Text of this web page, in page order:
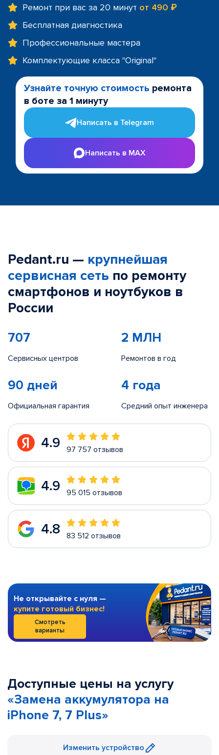
Ремонт при вас за 20 минут от 490 ₽
Бесплатная диагностика
Профессиональные мастера
Комплектующие класса "Original"
Узнайте точную стоимость ремонта
в боте за 1 минуту
Написать в Telegram
Написать в MAX
Pedant.ru — крупнейшая
сервисная сеть по ремонту
смартфонов и ноутбуков в
России
707
Сервисных центров
2 МЛН
Ремонтов в год
90 дней
Официальная гарантия
4 года
Средний опыт инженера
4.9 97 757 отзывов
4.9 95 015 отзывов
4.8 83 512 отзывов
Не открывайте с нуля —
купите готовый бизнес!
Смотреть
варианты
Доступные цены на услугу
«Замена аккумулятора на
iPhone 7, 7 Plus»
Изменить устройство